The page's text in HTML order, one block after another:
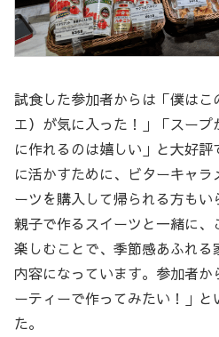
試食した参加者からは「僕はこ
エ）が気に入った！」「スー
に作れるのは嬉しい」と大好
に活かすために、ビターキャ
ーツを購入して帰られる方もい
親子で作るスイーツと一緒に
楽しむことで、季節感あふれ
内容になっています。参加者
ーティーで作ってみたい！」
た。